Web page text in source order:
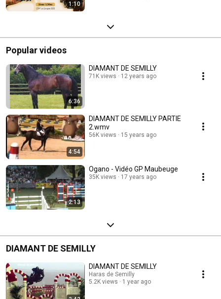
1:10
Popular videos
6:36
DIAMANT DE SEMILLY
71K views 12 years ago
4:54
DIAMANT DE SEMILLY PARTIE
2.wmv
56K views 15 years ago
2:13
Ogano - Vidéo GP Maubeuge
35K views 17 years ago
DIAMANT DE SEMILLY
DIAMANT DE SEMILLY
Haras de Semilly
5.2K views
1 year ago